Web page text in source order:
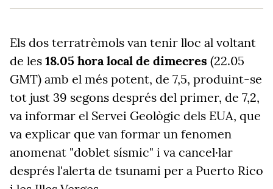
Els dos terratrèmols van tenir lloc al voltant
de les 18.05 hora local de dimecres (22.05
GMT) amb el més potent, de 7,5, produint-se
tot just 39 segons després del primer, de 7,2,
va informar el Servei Geològic dels EUA, que
va explicar que van formar un fenomen
anomenat "doblet sísmic" i va cancel·lar
després l'alerta de tsunami per a Puerto Rico